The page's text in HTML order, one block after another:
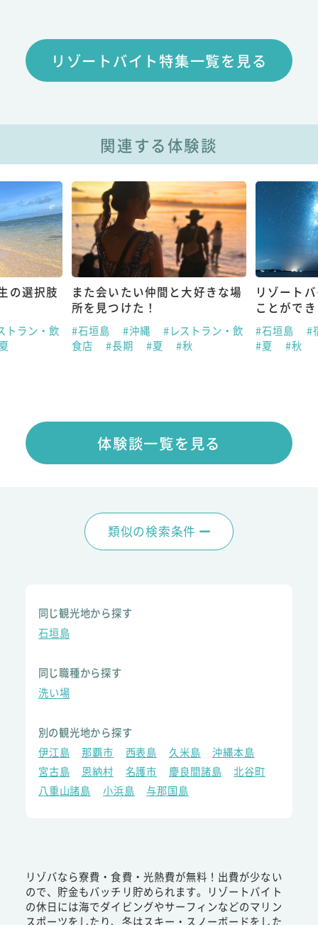
リゾートバイト特集一覧を見る
関連する体験談
の選択肢
トラン・飲
また会いたい仲間と大好きな場
所を見つけた！
#石垣島 #沖縄
#レストラン・飲
食店
#長期 #夏 #秋
リゾート
ことがで
#石垣島
#
#夏
#秋
体験談一覧を見る
類似の検索条件
同じ観光地から探す
石垣島
同じ職種から探す
洗い場
別の観光地から探す
伊江島
那覇市 西表島 久米島
沖縄本島
宮古島
恩納村 名護市 慶良間諸島
北谷町
八重山諸島
小浜島 与那国島
リゾバなら寮費・食費・光熱費が無料！出費が少ない
ので、貯金もバッチリ貯められます。リゾートバイト
の休日には海でダイビングやサーフィンなどのマリン
スポーツをしたり、冬はスキー・スノーボードをした